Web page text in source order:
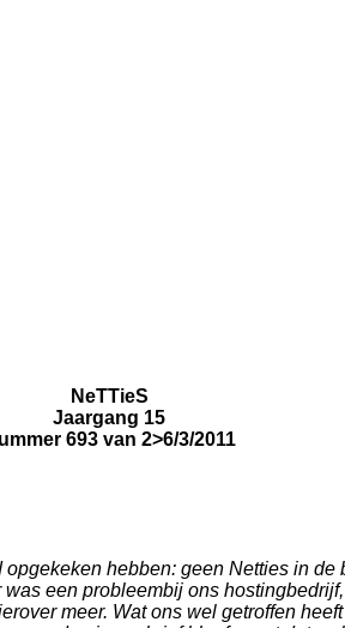
NeTTieS
Jaargang 15
693 van 2>6/3/2011
hebben: geen Netties in de
een probleembij ons
meer. Wat ons wel getroffen